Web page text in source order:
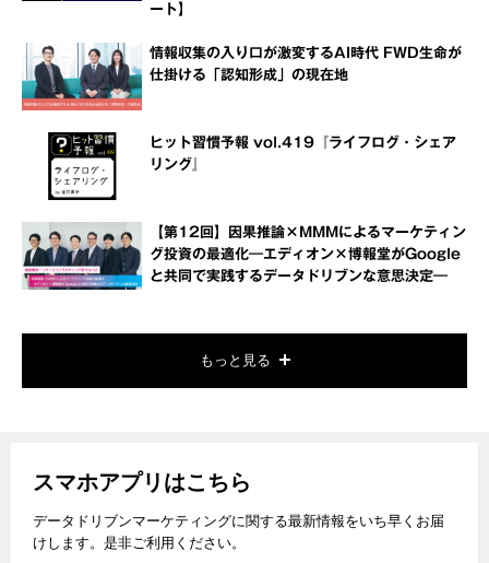
ート】
情報収集の入り口が激変するAI時代 FWD生命が
仕掛ける「認知形成」の現在地
ヒット習慣予報 vol.419『ライフログ・シェア
リング』
【第12回】因果推論×MMMによるマーケティン
グ投資の最適化―エディオン×博報堂がGoogle
と共同で実践するデータドリブンな意思決定―
もっと見る
スマホアプリはこちら
データドリブンマーケティングに関する最新情報をいち早くお届
けします。是非ご利用ください。